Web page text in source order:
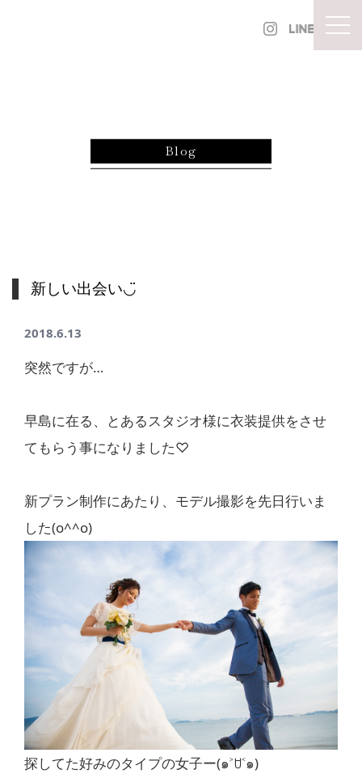
Blog
新しい出会い◡̈
2018.6.13
突然ですが…
早島に在る、とあるスタジオ様に衣装提供をさせ
てもらう事になりました♡
新プラン制作にあたり、モデル撮影を先日行いま
した(o^^o)
探してた好みのタイプの女子ー(๑˃ꇴ˂๑)